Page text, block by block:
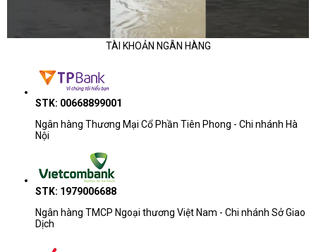
TÀI KHOẢN NGÂN HÀNG
STK: 00668899001
Ngân hàng Thương Mại Cổ Phần Tiên Phong - Chi nhánh Hà
Nội
STK: 1979006688
Ngân hàng TMCP Ngoại thương Việt Nam - Chi nhánh Sở Giao
Dịch